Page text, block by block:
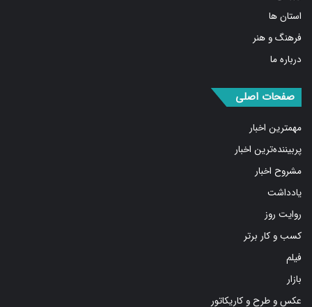
ورزشی
استان ها
فرهنگ و هنر
مهمترین اخبار
پربیننده‌ترین اخبار
مشروح اخبار
یادداشت
روایت روز
کسب و کار برتر
فیلم
بازار